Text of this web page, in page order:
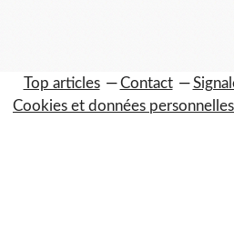
Top articles Contact
Cookies et données personnelles